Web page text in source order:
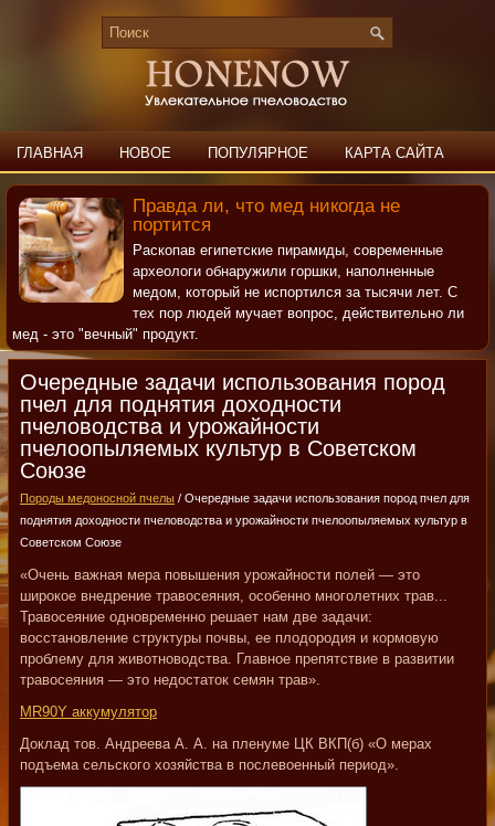
ГЛАВНАЯ НОВОЕ ПОПУЛЯРНОЕ КАРТА САЙТА
ПОИСК КОНТАКТЫ
Правда ли, что мед никогда не
портится
Раскопав египетские пирамиды, современные
археологи обнаружили горшки, наполненные
медом, который не испортился за тысячи лет. С
тех пор людей мучает вопрос, действительно ли
мед - это "вечный" продукт.
Очередные задачи использования пород
пчел для поднятия доходности
пчеловодства и урожайности
пчелоопыляемых культур в Советском
Союзе
Породы медоносной пчелы / Очередные задачи использования пород пчел для
поднятия доходности пчеловодства и урожайности пчелоопыляемых культур в
Советском Союзе
«Очень важная мера повышения урожайности полей — это
широкое внедрение травосеяния, особенно многолетних трав...
Травосеяние одновременно решает нам две задачи:
восстановление структуры почвы, ее плодородия и кормовую
проблему для животноводства. Главное препятствие в развитии
травосеяния — это недостаток семян трав».
MR90Y аккумулятор
Доклад тов. Андреева А. А. на пленуме ЦК ВКП(б) «О мерах
подъема сельского хозяйства в послевоенный период».